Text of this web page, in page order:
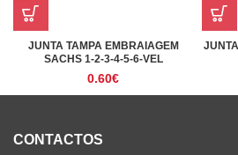
JUNTA TAMPA EMBRAIAGEM
SACHS 1-2-3-4-5-6-VEL
0.60€
CONTACTOS